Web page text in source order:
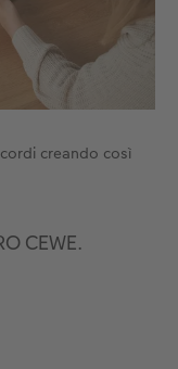
creando così
CEWE.